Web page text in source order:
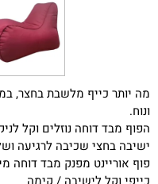
מה יותר כייף מלשבת בחצר,
ונוח.
הפוף מבד דוחה נוזלים וקל
ישיבה בחצי שכיבה לרגיעה
פוף אוריינט מפנק מבד דוחה